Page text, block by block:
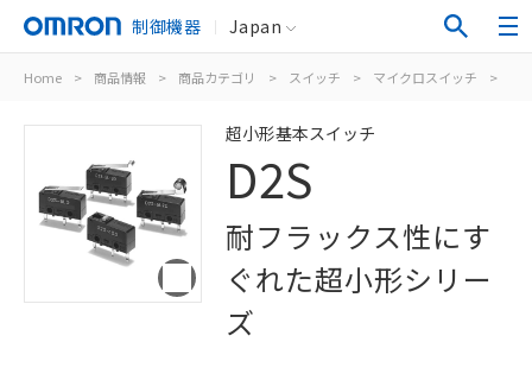
制御機器 Japan
Home > 商品情報 > 商品カテゴリ > スイッチ > マイクロスイッチ >
超小形基本スイッチ
D2S
耐フラックス性にす
ぐれた超小形シリー
ズ